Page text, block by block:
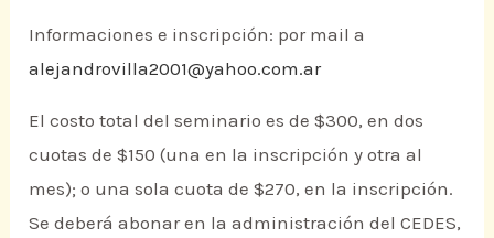
Informaciones e inscripción: por mail a
alejandrovilla2001@yahoo.com.ar
El costo total del seminario es de $300, en dos
cuotas de $150 (una en la inscripción y otra al
mes); o una sola cuota de $270, en la inscripción.
Se deberá abonar en la administración del CEDES,